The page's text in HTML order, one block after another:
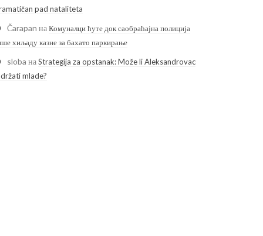
pad nataliteta
Čarapan наКомуналци ћуте док саобраћајна полиција
хиљаду казне за бахато паркирање
sloba наStrategija za opstanak: Može li Aleksandrovac
mlade?